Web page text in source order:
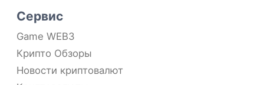
Сервис
Game WEB3
Крипто Обзоры
Новости криптовалют